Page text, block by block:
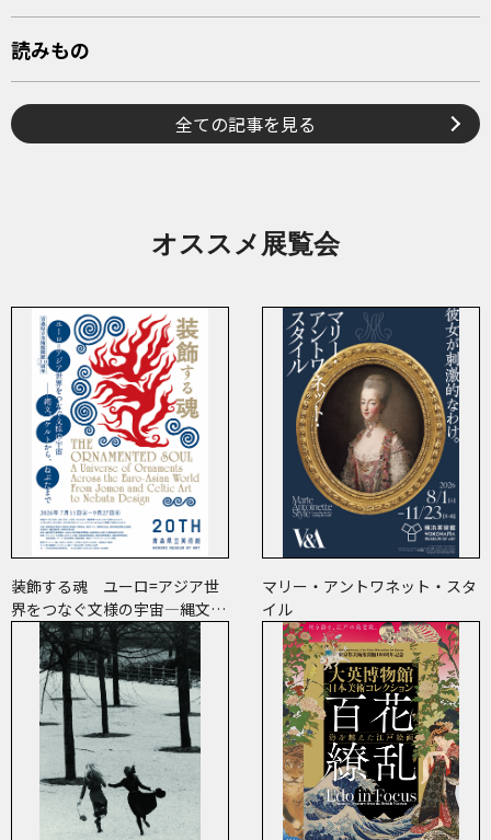
読みもの
全ての記事を見る
オススメ展覧会
装飾する魂 ユーロ=アジア世
界をつなぐ文様の宇宙―縄文、
ケルトから、ねぶたまで
マリー・アントワネット・スタ
イル